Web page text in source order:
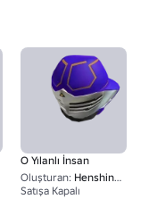
1
O Yılanlı İnsan
Oluşturan: Henshin Industries
Satışa Kapalı